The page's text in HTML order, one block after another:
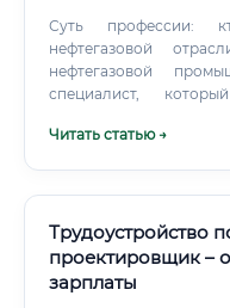
Суть профессии:
нефтегазовой
нефтегазовой
специалист,
эксплуатации
компрессорные
невозможно
Читать статью →
Трудоустройство
проектировщик –
зарплаты